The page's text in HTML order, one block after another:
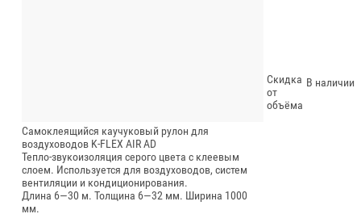
Самоклеящийся каучуковый рулон для
воздуховодов K-FLEX AIR AD
Тепло-звукоизоляция серого цвета с клеевым
слоем. Используется для воздуховодов, систем
вентиляции и кондиционирования.
Длина 6—30 м. Толщина 6—32 мм. Ширина 1000
мм.
Скидка
от
объёма
В наличии